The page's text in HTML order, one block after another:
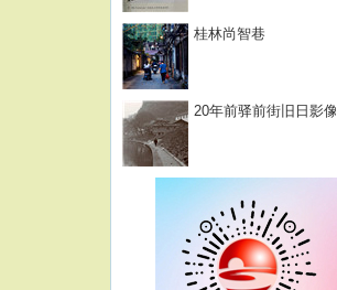
桂林尚智巷
20年前驿前街旧日影像